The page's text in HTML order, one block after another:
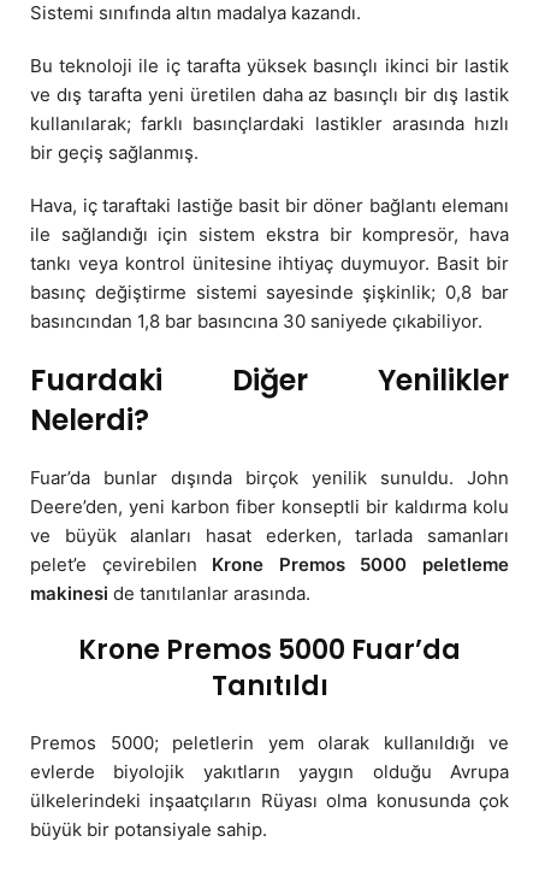
Sistemi sınıfında altın madalya kazandı.
Bu teknoloji ile iç tarafta yüksek basınçlı ikinci bir lastik
ve dış tarafta yeni üretilen daha az basınçlı bir dış lastik
kullanılarak; farklı basınçlardaki lastikler arasında hızlı
bir geçiş sağlanmış.
Hava, iç taraftaki lastiğe basit bir döner bağlantı elemanı
ile sağlandığı için sistem ekstra bir kompresör, hava
tankı veya kontrol ünitesine ihtiyaç duymuyor. Basit bir
basınç değiştirme sistemi sayesinde şişkinlik; 0,8 bar
basıncından 1,8 bar basıncına 30 saniyede çıkabiliyor.
Fuardaki Diğer Yenilikler
Nelerdi?
Fuar’da bunlar dışında birçok yenilik sunuldu. John
Deere’den, yeni karbon fiber konseptli bir kaldırma kolu
ve büyük alanları hasat ederken, tarlada samanları
pelet’e çevirebilen Krone Premos 5000
peletleme
makinesi de tanıtılanlar arasında.
Krone Premos 5000 Fuar’da
Tanıtıldı
Premos 5000; peletlerin yem olarak kullanıldığı ve
evlerde biyolojik yakıtların yaygın olduğu Avrupa
ülkelerindeki inşaatçıların Rüyası olma konusunda çok
büyük bir potansiyale sahip.